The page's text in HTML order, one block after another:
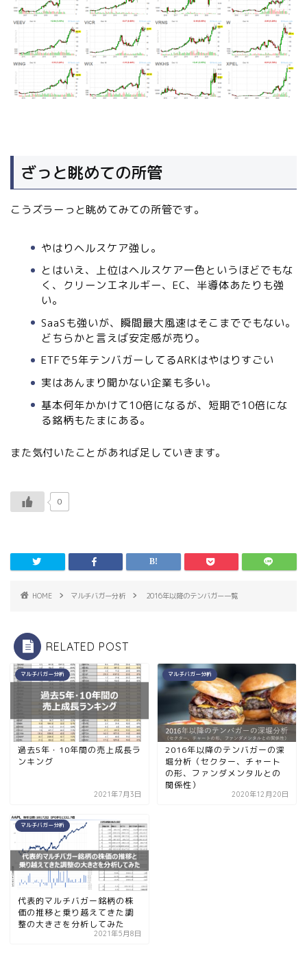
ざっと眺めての所管
こうズラーっと眺めてみての所管です。
やはりヘルスケア強し。
とはいえ、上位はヘルスケア一色というほどでもな
く、クリーンエネルギー、EC、半導体あたりも強
い。
SaaSも強いが、瞬間最大風速はそこまででもない。
どちらかと言えば安定感が売り。
ETFで5年テンバガーしてるARKはやはりすごい
実はあんまり聞かない企業も多い。
基本何年かかけて10倍になるが、短期で10倍にな
る銘柄もたまにある。
また気付いたことがあれば足していきます。
0
HOME マルチバガー分析 2016年以降のテンバガー一覧
RELATED POST
マルチバガー分析
過去5年・10年間の売上成長ラ
ンキング
2021年7月3日
マルチバガー分析
2016年以降のテンバガーの深
堀分析（セクター、チャート
の形、ファンダメンタルとの
関係性）
2020年12月20日
マルチバガー分析
代表的マルチバガー銘柄の株
価の推移と乗り越えてきた調
整の大きさを分析してみた
2021年5月8日